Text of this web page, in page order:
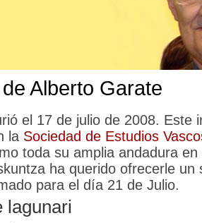
Alberto Garate
el 17 de julio de 2008. Este
la Sociedad de Estudios
toda su amplia andadura
ha querido ofrecerle un
para el día 21 de Julio.
lagunari